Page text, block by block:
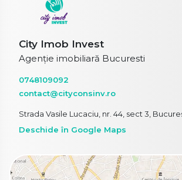
City Imob Invest
Agenție imobiliară Bucuresti
0748109092
contact@cityconsinv.ro
Strada Vasile Lucaciu, nr. 44, sect 3,
Deschide în Google Maps